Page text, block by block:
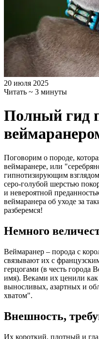
20 июля 2025
Читать ~ 3 минуты
Полный гид
Поговорим о породе,
веймаранере, или
гипнотизирующим
серо-голубой шерстью
и невероятной
веймаранера об уходе за
разберемся!
Немного
Веймаранер – порода с
связывают их с
герцогами (в честь города
имя). Веками их ценили
выносливых, азартных и
хватом".
Внешность,
Их короткий, плотный и